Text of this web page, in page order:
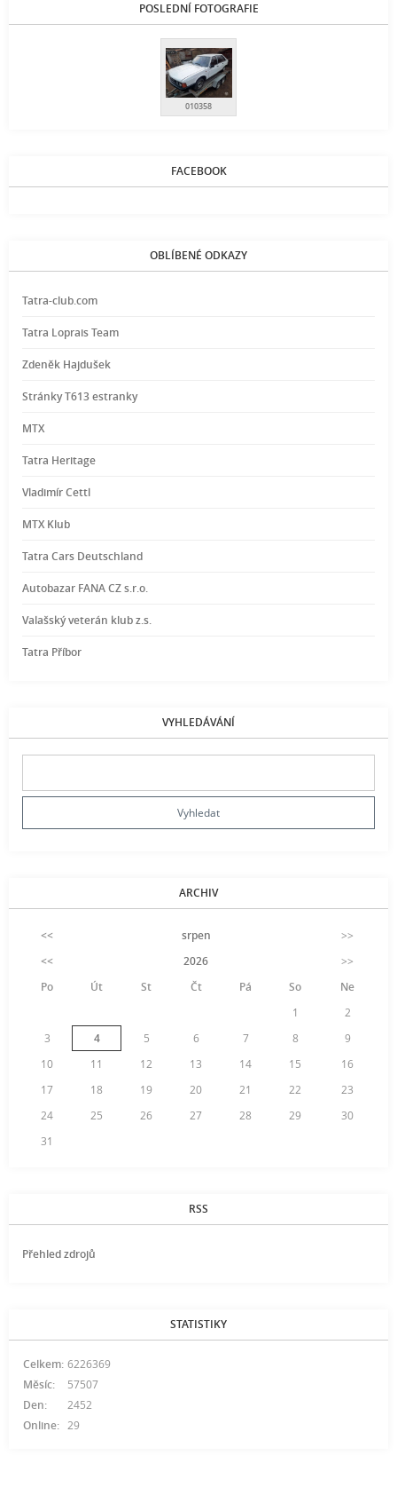
POSLEDNÍ FOTOGRAFIE
010358
FACEBOOK
OBLÍBENÉ ODKAZY
Tatra-club.com
Tatra Loprais Team
Zdeněk Hajdušek
Stránky T613 estranky
MTX
Tatra Heritage
Vladimír Cettl
MTX Klub
Tatra Cars Deutschland
Autobazar FANA CZ s.r.o.
Valašský veterán klub z.s.
Tatra Příbor
VYHLEDÁVÁNÍ
ARCHIV
<< srpen
>>
<<
2026
>>
Po
Út St Čt Pá So
Ne
1
2
3
4 5 6 7 8
9
10
11 12 13 14 15
16
17
18 19 20 21 22
23
24
25 26 27 28 29
30
31
RSS
Přehled zdrojů
STATISTIKY
Online: 29
Celkem: 6226369
Měsíc:
57507
Den:
2452